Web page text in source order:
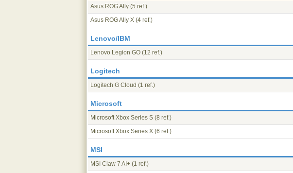
Asus ROG Ally (5 ref.)
Asus ROG Ally X (4 ref.)
Lenovo/IBM
Lenovo Legion GO (12 ref.)
Logitech
Logitech G Cloud (1 ref.)
Microsoft
Microsoft Xbox Series S (8 ref.)
Microsoft Xbox Series X (6 ref.)
MSI
MSI Claw 7 AI+ (1 ref.)